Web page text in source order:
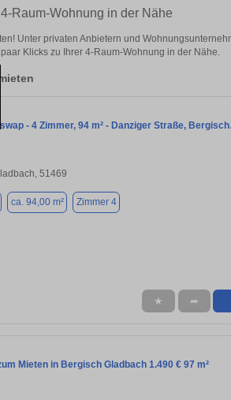
Raum-Wohnung in der Nähe
Unter privaten Anbietern und
Klicks zu Ihrer 4-Raum-Wohnung in der Nähe.
- 4 Zimmer, 94 m² - Danziger Straße,
51469
ca. 94,00 m² Zimmer 4
★ ➦
Mieten in Bergisch Gladbach 1.490 € 97 m²